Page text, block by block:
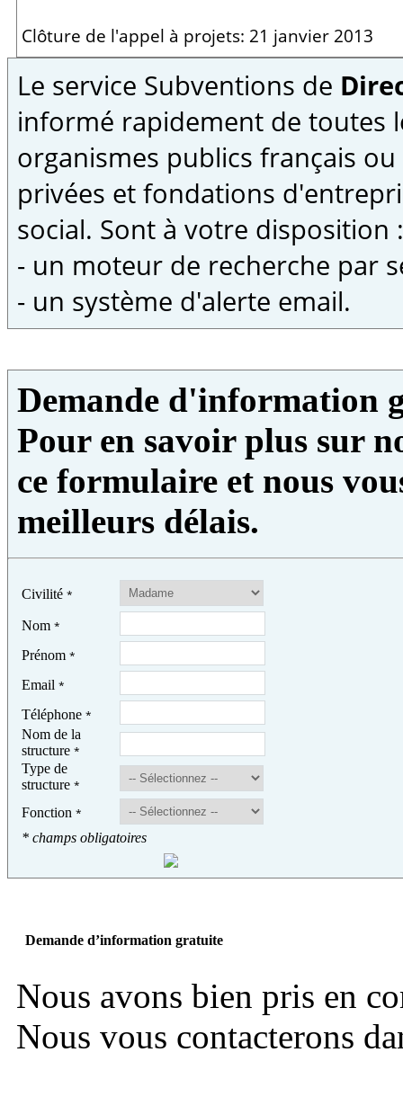
Clôture de l'appel à projets: 21 janvier 2013
Le service Subventions de
informé rapidement de toutes
organismes publics français
privées et fondations
social. Sont à votre disposition :
- un moteur de recherche par
- un système d'alerte email.
Demande d'information
Pour en savoir plus sur
ce formulaire et nous
meilleurs délais.
Civilité *
Nom *
Prénom *
Email *
Téléphone *
Nom de la
structure *
Type de
structure *
Fonction *
* champs obligatoires
Demande d’information gratuite
Nous avons bien pris en
Nous vous contacterons